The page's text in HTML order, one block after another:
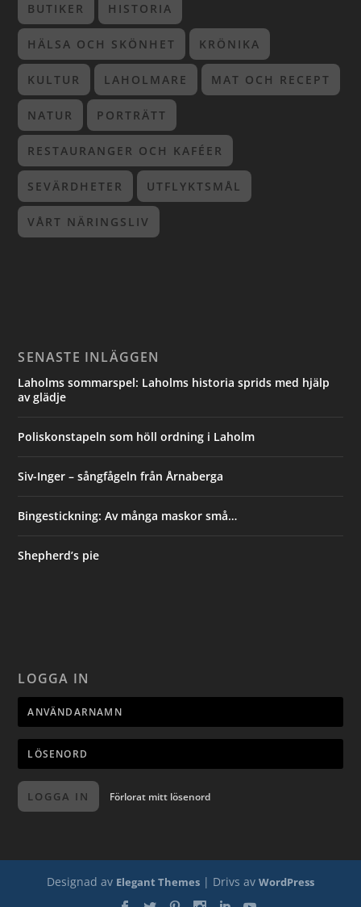
BUTIKER HISTORIA
HÄLSA OCH SKÖNHET KRÖNIKA
KULTUR LAHOLMARE MAT OCH RECEPT
NATUR PORTRÄTT
RESTAURANGER OCH KAFÉER
SEVÄRDHETER UTFLYKTSMÅL
VÅRT NÄRINGSLIV
SENASTE INLÄGGEN
Laholms sommarspel: Laholms historia sprids med hjälp
av glädje
Poliskonstapeln som höll ordning i Laholm
Siv-Inger – sångfågeln från Årnaberga
Bingestickning: Av många maskor små…
Shepherd’s pie
LOGGA IN
LOGGA IN Förlorat mitt lösenord
Designad av Elegant Themes | Drivs av WordPress